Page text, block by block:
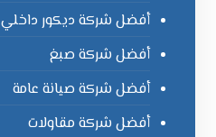
أفضل شركة ديكور داخلي
أفضل شركة صبغ
أفضل شركة صيانة عامة
أفضل شركة مقاولات